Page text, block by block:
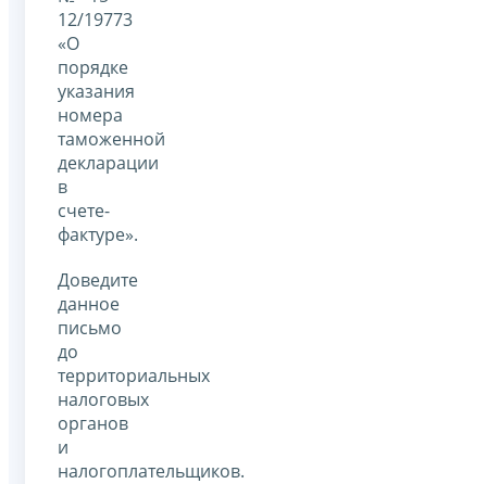
12/19773
«О
порядке
указания
номера
таможенной
декларации
в
счете-
фактуре».
Доведите
данное
письмо
до
территориальных
налоговых
органов
и
налогоплательщиков.